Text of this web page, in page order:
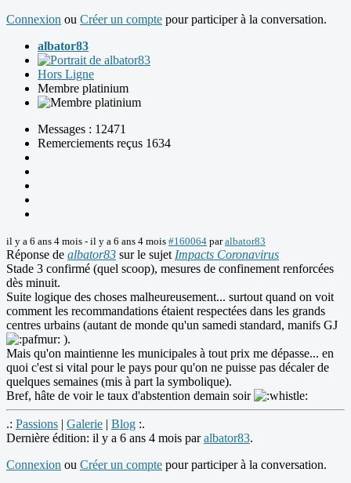
Connexion ou Créer un compte pour participer à la conversation.
albator83
Hors Ligne
Membre platinium
Messages : 12471
Remerciements reçus 1634
il y a 6 ans 4 mois - il y a 6 ans 4 mois #160064 paralbator83
Réponse de albator83 sur le sujet Impacts Coronavirus
Stade 3 confirmé (quel scoop), mesures de confinement renforcées
dès minuit.
Suite logique des choses malheureusement... surtout quand on voit
comment les recommandations étaient respectées dans les grands
centres urbains (autant de monde qu'un samedi standard, manifs GJ
).
Mais qu'on maintienne les municipales à tout prix me dépasse... en
quoi c'est si vital pour le pays pour qu'on ne puisse pas décaler de
quelques semaines (mis à part la symbolique).
Bref, hâte de voir le taux d'abstention demain soir
.: Passions | Galerie | Blog :.
Dernière édition: il y a 6 ans 4 mois paralbator83.
Connexion ou Créer un compte pour participer à la conversation.